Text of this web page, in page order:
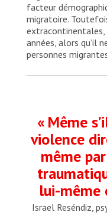
facteur
migratoire.
extracontinentales,
années, alors qu’il
personnes
« Même
violence
même
lui-même
Israel Reséndiz,